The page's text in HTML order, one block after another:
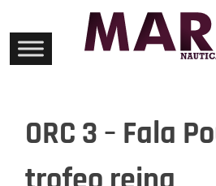
content
ORC 3 – Fala